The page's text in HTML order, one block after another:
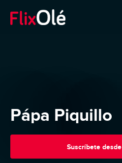
Pápa Piquillo
Suscríbete desde